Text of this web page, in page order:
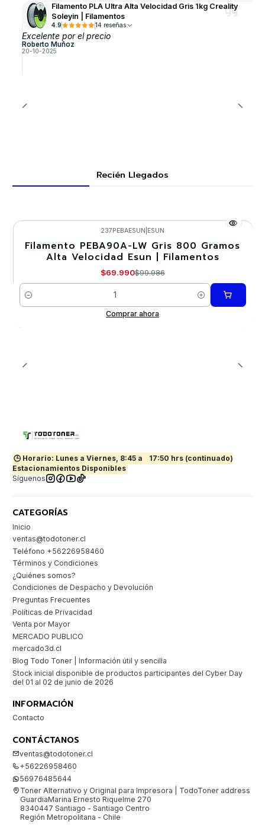
Filamento PLA Ultra Alta Velocidad Gris 1kg Creality
Soleyin | Filamentos
4.9 14 reseñas
Excelente por el precio
Roberto Muñoz
20-10-2025
Recién Llegados
-30%
237PEBAESUN ESUN
Filamento PEBA90A-LW Gris 800 Gramos
Alta Velocidad Esun | Filamentos
$69.990$99.986
Cantidad
Comprar ahora
🕒 Horario: Lunes a Viernes, 8:45 a
17:50 hrs (continuado)
Estacionamientos Disponibles
Síguenos
CATEGORÍAS
Inicio
ventas@todotoner.cl
Teléfono +56226958460
Términos y Condiciones
¿Quiénes somos?
Condiciones de Despacho y Devolución
Preguntas Frecuentes
Políticas de Privacidad
Venta por Mayor
MERCADO PUBLICO
mercado3d.cl
Blog Todo Toner | Información útil y sencilla
Stock inicial disponible de productos participantes del Cyber Day
del 01 al 02 de junio de 2026
INFORMACIÓN
Contacto
CONTÁCTANOS
ventas@todotoner.cl
+56226958460
56976485644
Toner Alternativo y Original para Impresora | TodoToner address
GuardiaMarina Ernesto Riquelme 270
8340447 Santiago - Santiago Centro
Región Metropolitana - Chile